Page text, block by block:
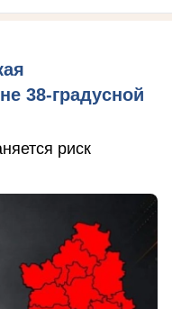
38-градусной
риск